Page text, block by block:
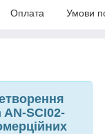
Оплата Умови
AN-SCI02-